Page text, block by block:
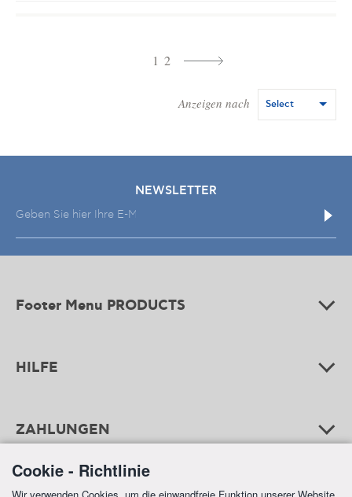
1 2
Anzeigen nach Select
NEWSLETTER
Footer Menu PRODUCTS
HILFE
ZAHLUNGEN
Cookie - Richtlinie